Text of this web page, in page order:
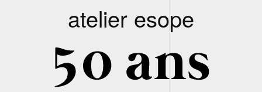
atelier esope